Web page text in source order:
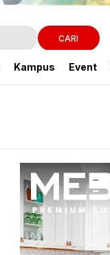
CARI
Kampus Event